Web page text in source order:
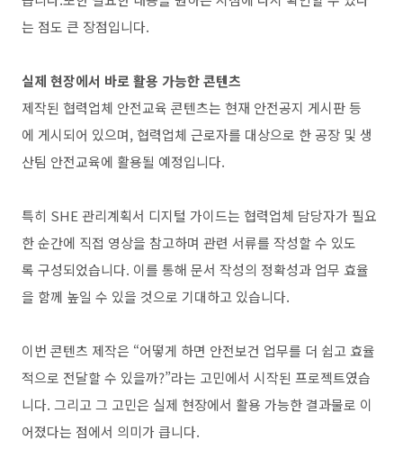
는 점도 큰 장점입니다.
실제 현장에서 바로 활용 가능한 콘텐츠
제작된 협력업체 안전교육 콘텐츠는 현재 안전공지 게시판 등
에 게시되어 있으며, 협력업체 근로자를 대상으로 한 공장 및 생
산팀 안전교육에 활용될 예정입니다.
특히 SHE 관리계획서 디지털 가이드는 협력업체 담당자가 필요
한 순간에 직접 영상을 참고하며 관련 서류를 작성할 수 있도
록 구성되었습니다. 이를 통해 문서 작성의 정확성과 업무 효율
을 함께 높일 수 있을 것으로 기대하고 있습니다.
이번 콘텐츠 제작은 “어떻게 하면 안전보건 업무를 더 쉽고 효율
적으로 전달할 수 있을까?”라는 고민에서 시작된 프로젝트였습
니다. 그리고 그 고민은 실제 현장에서 활용 가능한 결과물로 이
어졌다는 점에서 의미가 큽니다.